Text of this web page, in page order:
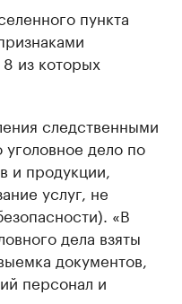
пункта
из которых
следственными
дело по
и продукции,
услуг, не
«В
дела взяты
документов,
персонал и